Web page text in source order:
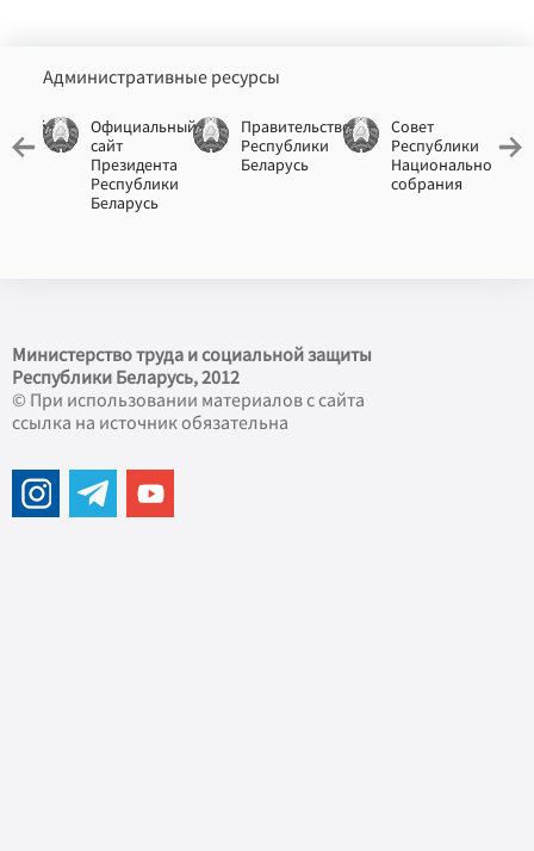
Административные ресурсы
Официальный
сайт
Президента
Республики
Беларусь
Правительство
Республики
Беларусь
Совет
Республики
Национального
собрания
Министерство труда и социальной защиты
Республики Беларусь, 2012
© При использовании материалов с сайта
ссылка на источник обязательна